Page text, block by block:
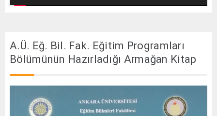
A.Ü. Eğ. Bil. Fak. Eğitim Programları
Bölümünün Hazırladığı Armağan Kitap